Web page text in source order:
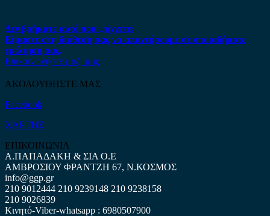
Δεν βρήκατε αυτό που ψάχνετε;
Είμαστε στη διάθεση σας να απαντήσουμε σε οποιαδήποτε
ερώτηση σας.
Επικοινωνήστε μαζί μας
ΑΚΟΛΟΥΘΗΣΤΕ ΜΑΣ
Facebook
ΧΑΡΤΗΣ
ΕΠΙΚΟΙΝΩΝΙΑ
Α.ΠΑΠΑΔΑΚΗ & ΣΙΑ Ο.Ε
ΑΜΒΡΟΣΙΟΥ ΦΡΑΝΤΖΗ 67, Ν.ΚΟΣΜΟΣ
info@ggp.gr
210 9012444 210 9239148 210 9238158
210 9026839
Κινητό-Viber-whatsapp : 6980507900